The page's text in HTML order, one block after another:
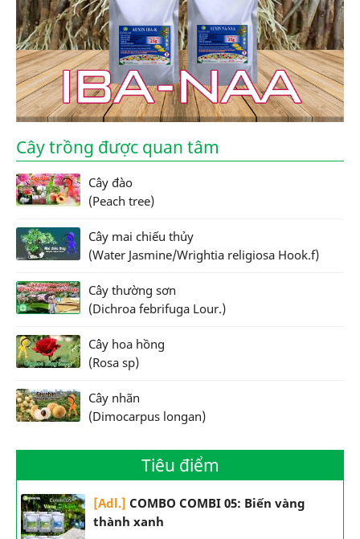
Cây trồng được quan tâm
Cây đào
(Peach tree)
Cây mai chiếu thủy
(Water Jasmine/Wrightia religiosa Hook.f)
Cây thường sơn
(Dichroa febrifuga Lour.)
Cây hoa hồng
(Rosa sp)
Cây nhãn
(Dimocarpus longan)
Tiêu điểm
[Adl.] COMBO COMBI 05: Biến vàng
thành xanh